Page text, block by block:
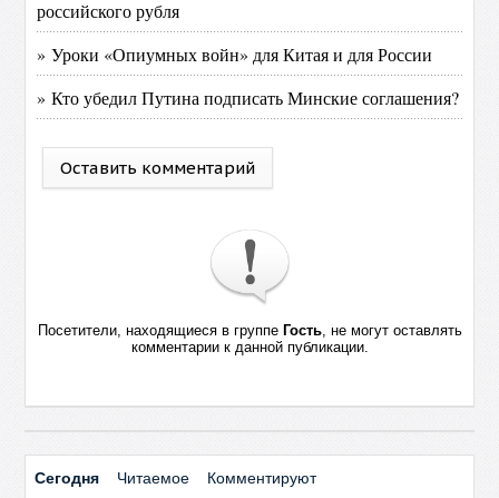
российского рубля
» Уроки «Опиумных войн» для Китая и для России
» Кто убедил Путина подписать Минские соглашения?
Оставить комментарий
Посетители, находящиеся в группе Гость, не могут оставлять
комментарии к данной публикации.
Сегодня Читаемое Комментируют